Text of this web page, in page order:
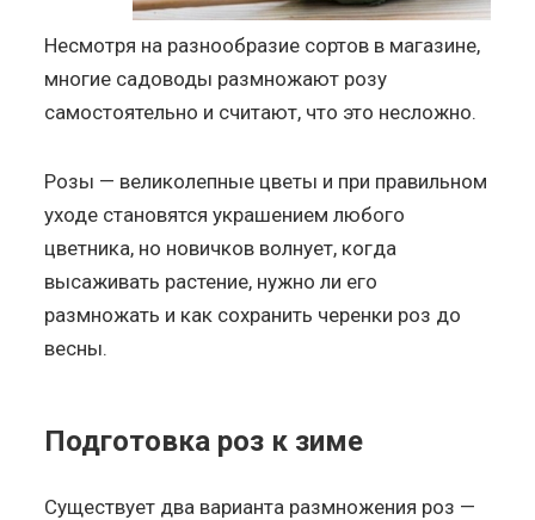
Несмотря на разнообразие сортов в магазине,
многие садоводы размножают розу
самостоятельно и считают, что это несложно.
Розы — великолепные цветы и при правильном
уходе становятся украшением любого
цветника, но новичков волнует, когда
высаживать растение, нужно ли его
размножать и как сохранить черенки роз до
весны.
Подготовка роз к зиме
Существует два варианта размножения роз —